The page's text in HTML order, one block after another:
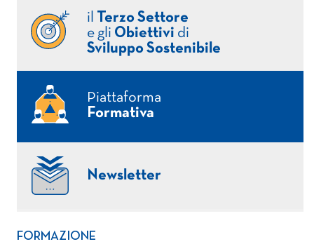
il
Terzo Settore
e gli Obiettivi di
Sviluppo Sostenibile
Piattaforma
Formativa
Newsletter
FORMAZIONE